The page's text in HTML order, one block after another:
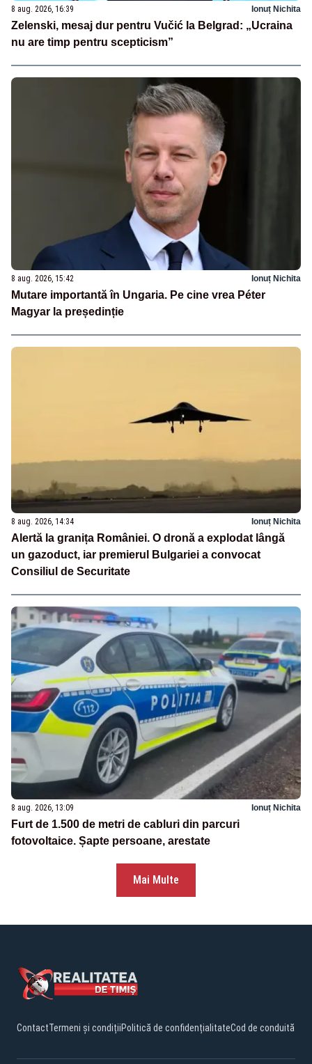
8 aug. 2026, 16:39 Ionuț Nichita
Zelenski, mesaj dur pentru Vučić la Belgrad: „Ucraina
nu are timp pentru scepticism”
8 aug. 2026, 15:42 Ionuț Nichita
Mutare importantă în Ungaria. Pe cine vrea Péter
Magyar la președinție
8 aug. 2026, 14:34 Ionuț Nichita
Alertă la granița României. O dronă a explodat lângă
un gazoduct, iar premierul Bulgariei a convocat
Consiliul de Securitate
8 aug. 2026, 13:09 Ionuț Nichita
Furt de 1.500 de metri de cabluri din parcuri
fotovoltaice. Șapte persoane, arestate
Mai Multe
ContactTermeni și condițiiPolitică de confidențialitateCod de conduită